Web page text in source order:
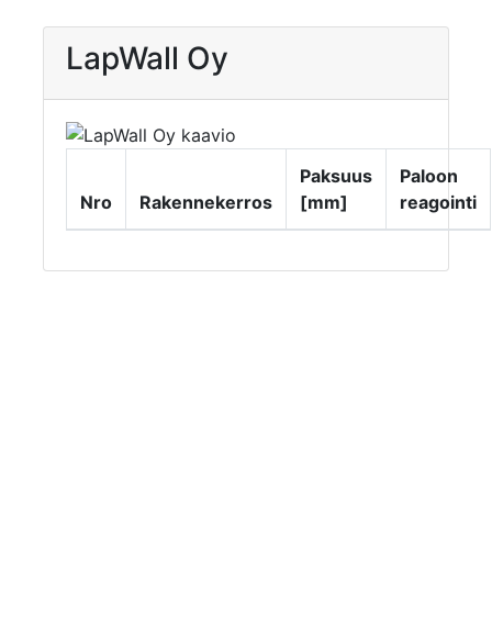
LapWall Oy
Nro Rakennekerros
Paksuus
[mm]
Paloon
reagointi